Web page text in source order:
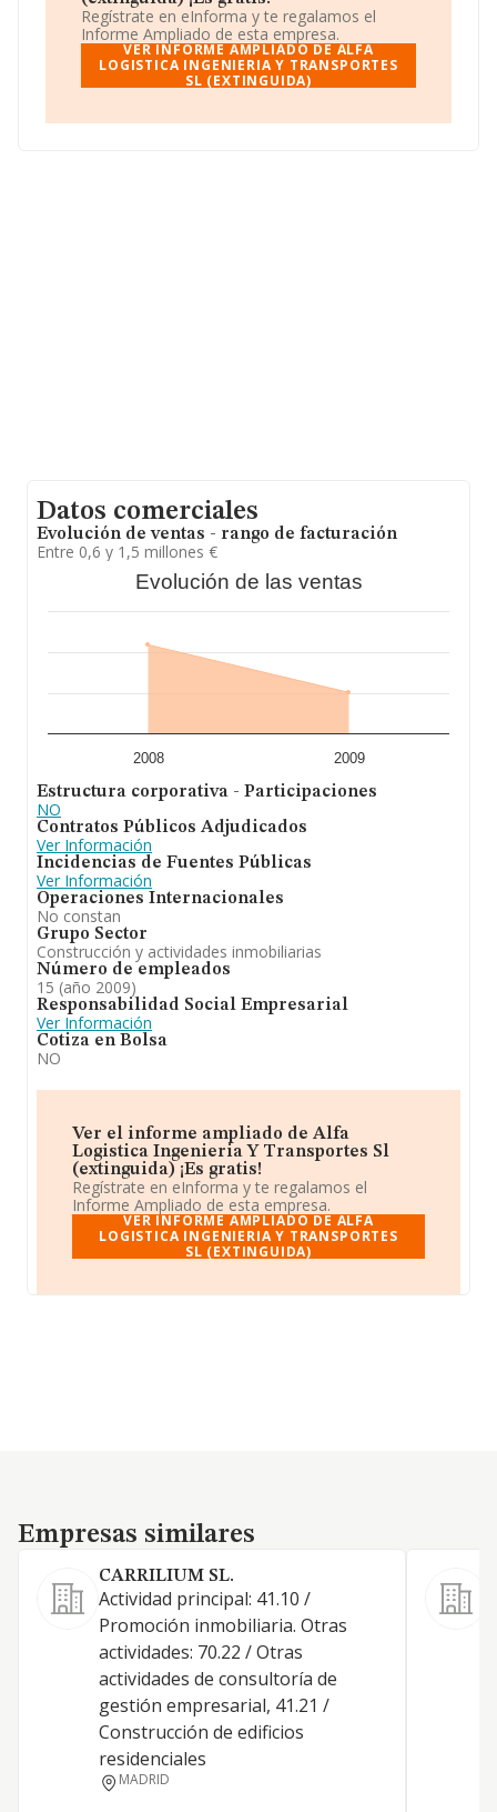
media de sector.
La sociedad españolaAlfa Logistica Ingeniería y
Transportes S.L (extinguida), CIF B83309401, está
situada en Calle Soberania núm. 58, (28260), en el
Regístrate en eInforma y te regalamos el
Informe Ampliado de esta empresa.
VER INFORME AMPLIADO DE ALFA
LOGISTICA INGENIERIA Y TRANSPORTES
SL (EXTINGUIDA)
Datos comerciales
Evolución de ventas - rango de facturación
Entre 0,6 y 1,5 millones €
Evolución de las ventas
2008 2009
Estructura corporativa - Participaciones
NO
Contratos Públicos Adjudicados
Ver Información
Incidencias de Fuentes Públicas
Ver Información
Operaciones Internacionales
No constan
Grupo Sector
Construcción y actividades inmobiliarias
Número de empleados
15 (año 2009)
Responsabilidad Social Empresarial
Ver Información
Cotiza en Bolsa
NO
Ver el informe ampliado de Alfa
Logistica Ingenieria Y Transportes Sl
(extinguida) ¡Es gratis!
Regístrate en eInforma y te regalamos el
Informe Ampliado de esta empresa.
VER INFORME AMPLIADO DE ALFA
LOGISTICA INGENIERIA Y TRANSPORTES
SL (EXTINGUIDA)
Empresas similares
Empresas similares
CARRILIUM SL.
Actividad principal: 41.10 /
Promoción inmobiliaria. Otras
actividades: 70.22 / Otras
actividades de consultoría de
gestión empresarial, 41.21 /
Construcción de edificios
residenciales
MADRID